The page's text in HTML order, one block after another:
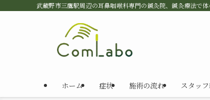
武蔵野市三鷹駅周辺の耳鼻咽喉科専門の鍼灸院、鍼灸療法で体
ホーム 症状 施術の流れ スタッ